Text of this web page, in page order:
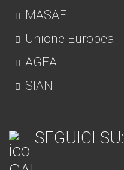
MASAF
Unione Europea
AGEA
SIAN
SEGUICI SU: